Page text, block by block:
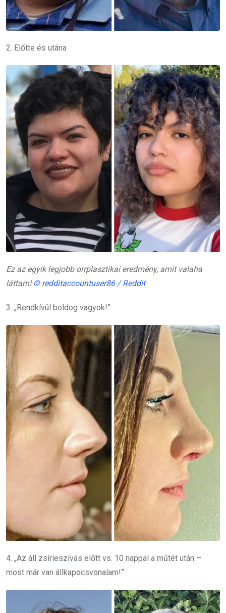
2. Előtte és utána
Ez az egyik legjobb orrplasztikai eredmény, amit valaha
láttam! © redditaccountuser86 / Reddit
3. „Rendkívül boldog vagyok!”
4. „Az áll zsírleszívás előtt vs. 10 nappal a műtét után –
most már van állkapocsvonalam!”